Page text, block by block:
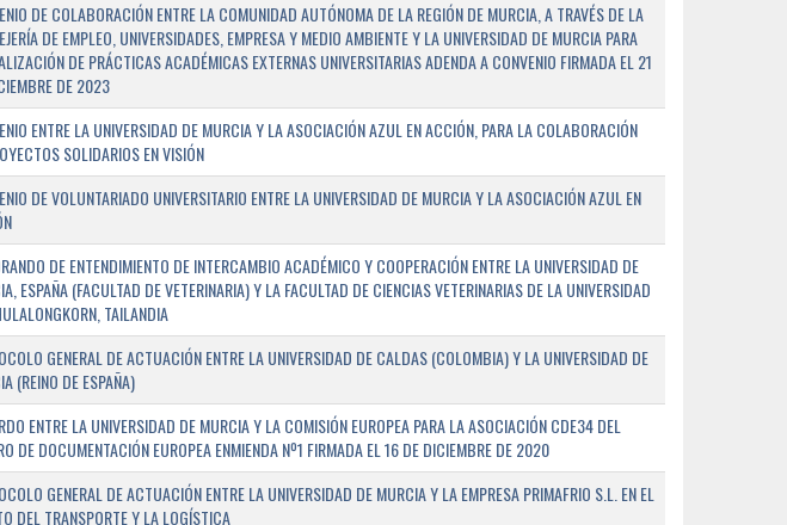
DE COLABORACIÓN ENTRE LA COMUNIDAD AUTÓNOMA DE LA REGIÓN DE MURCIA, A TRAVÉS DE LA
DE EMPLEO, UNIVERSIDADES, EMPRESA Y MEDIO AMBIENTE Y LA UNIVERSIDAD DE MURCIA PARA
DE PRÁCTICAS ACADÉMICAS EXTERNAS UNIVERSITARIAS ADENDA A CONVENIO FIRMADA EL 21
DE 2023
ENTRE LA UNIVERSIDAD DE MURCIA Y LA ASOCIACIÓN AZUL EN ACCIÓN, PARA LA COLABORACIÓN
SOLIDARIOS EN VISIÓN
DE VOLUNTARIADO UNIVERSITARIO ENTRE LA UNIVERSIDAD DE MURCIA Y LA ASOCIACIÓN AZUL EN
DE ENTENDIMIENTO DE INTERCAMBIO ACADÉMICO Y COOPERACIÓN ENTRE LA UNIVERSIDAD DE
ESPAÑA (FACULTAD DE VETERINARIA) Y LA FACULTAD DE CIENCIAS VETERINARIAS DE LA UNIVERSIDAD
TAILANDIA
GENERAL DE ACTUACIÓN ENTRE LA UNIVERSIDAD DE CALDAS (COLOMBIA) Y LA UNIVERSIDAD DE
(REINO DE ESPAÑA)
ENTRE LA UNIVERSIDAD DE MURCIA Y LA COMISIÓN EUROPEA PARA LA ASOCIACIÓN CDE34 DEL
DE DOCUMENTACIÓN EUROPEA ENMIENDA Nº1 FIRMADA EL 16 DE DICIEMBRE DE 2020
GENERAL DE ACTUACIÓN ENTRE LA UNIVERSIDAD DE MURCIA Y LA EMPRESA PRIMAFRIO S.L. EN EL
DEL TRANSPORTE Y LA LOGÍSTICA